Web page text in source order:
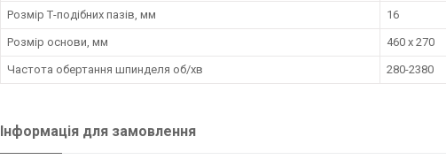
Розмір Т-подібних пазів, мм 16
Розмір основи, мм 460 х 270
Частота обертання шпинделя об/хв 280-2380
Інформація для замовлення